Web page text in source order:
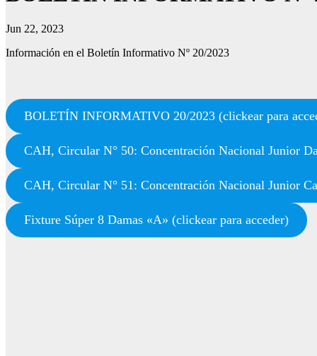
Jun 22, 2023
Información en el Boletín Informativo Nº 20/2023
BOLETÍN INFORMATIVO 20/2023 (clickear para
CAH, Circular N° 50: Concentración Nacional Junior
CAH, Circular N° 51: Concentración Nacional Junior
Fixture Súper 8 Damas «A» (clickear para acceder)